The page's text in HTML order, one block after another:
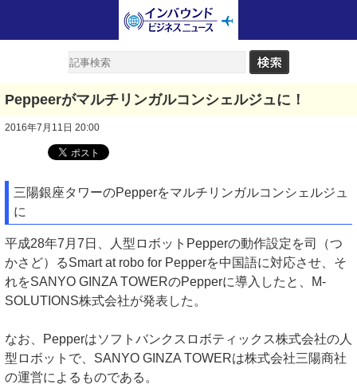
Peppeerがマルチリンガルコンシェルジュに！
2016年7月11日 20:00
三陽銀座タワーのPepperをマルチリンガルコンシェルジュ
に
平成28年7月7日、人型ロボットPepperの動作設定を司（つ
かさど）るSmart at robo for Pepperを中国語に対応させ、そ
れをSANYO GINZA TOWERのPepperに導入したと、M-
SOLUTIONS株式会社が発表した。
なお、Pepperはソフトバンクスロボティックス株式会社の人
型ロボットで、SANYO GINZA TOWERは株式会社三陽商社
の運営によるものである。